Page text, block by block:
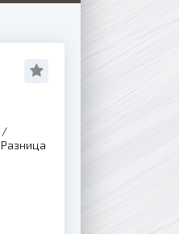
/
Разница